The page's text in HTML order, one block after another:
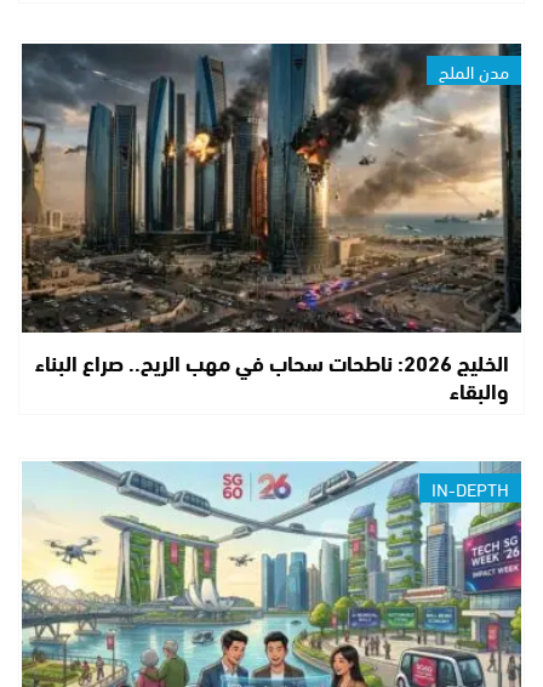
مدن الملح
الخليج 2026: ناطحات سحاب في مهب الريح.. صراع البناء
والبقاء
IN-DEPTH